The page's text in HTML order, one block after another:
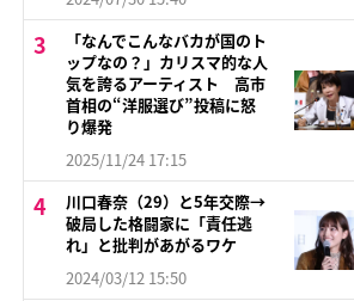
「なんでこんなバカが国のト
ップなの？」カリスマ的な人
気を誇るアーティスト 高市
首相の“洋服選び”投稿に怒
り爆発
2025/11/24 17:15
川口春奈（29）と5年交際→
破局した格闘家に「責任逃
れ」と批判があがるワケ
2024/03/12 15:50